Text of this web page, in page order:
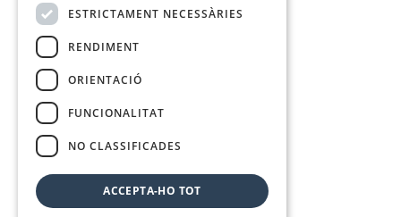
ESTRICTAMENT NECESSÀRIES
RENDIMENT
ORIENTACIÓ
FUNCIONALITAT
NO CLASSIFICADES
ACCEPTA-HO TOT